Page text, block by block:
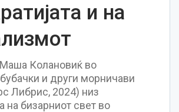
и на
Маша Колановиќ во
и други морничави
Либрис, 2024) низ
на бизарниот свет во